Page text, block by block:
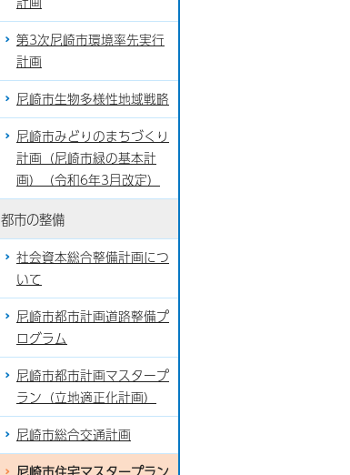
第3次尼崎市環境率先実行
計画
尼崎市生物多様性地域戦略
尼崎市みどりのまちづくり
計画（尼崎市緑の基本計
画）（令和6年3月改定）
都市の整備
社会資本総合整備計画につ
いて
尼崎市都市計画道路整備プ
ログラム
尼崎市都市計画マスタープ
ラン（立地適正化計画）
尼崎市総合交通計画